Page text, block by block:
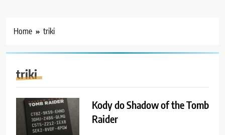
Home triki
triki
Kody do Shadow of the Tomb
Raider